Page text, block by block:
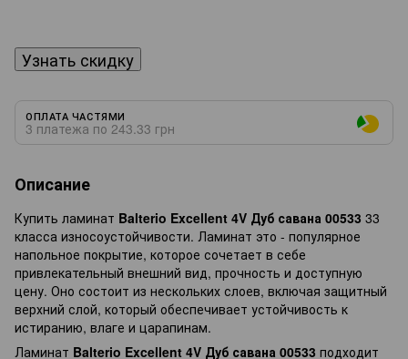
Узнать скидку
ОПЛАТА ЧАСТЯМИ
3 платежа по 243.33 грн
Описание
Купить ламинат Balterio Excellent 4V Дуб савана 00533 33
класса износоустойчивости. Ламинат это - популярное
напольное покрытие, которое сочетает в себе
привлекательный внешний вид, прочность и доступную
цену. Оно состоит из нескольких слоев, включая защитный
верхний слой, который обеспечивает устойчивость к
истиранию, влаге и царапинам.
Ламинат Balterio Excellent 4V Дуб савана 00533 подходит